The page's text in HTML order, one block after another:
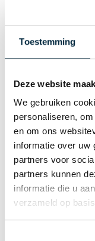
Toestemming
Deze website
We gebruiken
personaliseren,
en om ons
informatie over uw
partners voor
partners kunnen
informatie die u
verzameld op
Download
Ga naar de